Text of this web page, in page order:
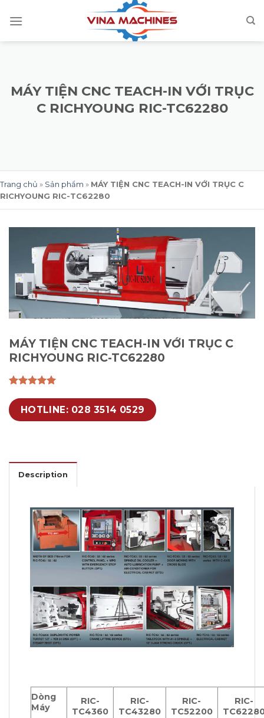
MÁY TIỆN CNC TEACH-IN VỚI TRỤC
C RICHYOUNG RIC-TC62280
Trang chủ » Sản phẩm » MÁY TIỆN CNC TEACH-IN VỚI TRỤC C
RICHYOUNG RIC-TC62280
MÁY TIỆN CNC TEACH-IN VỚI TRỤC C
RICHYOUNG RIC-TC62280
HOTLINE: 028 3514 0529
Description
Dòng
Máy
RIC-
TC4360
RIC-
TC43280
RIC-
TC52200
RIC-